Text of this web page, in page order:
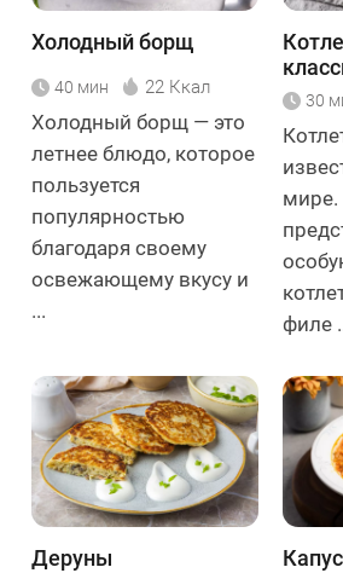
Холодный борщ
40 мин 22 Ккал
Холодный борщ — это
летнее блюдо, которое
пользуется
популярностью
благодаря своему
освежающему вкусу и
...
30
мире.
филе
Деруны